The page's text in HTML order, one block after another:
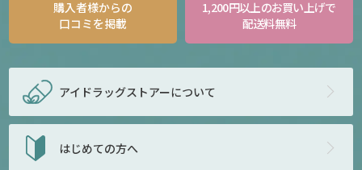
購入者様からの
口コミを掲載
1,200円以上のお買い上げで
配送料無料
アイドラッグストアーについて
はじめての方へ